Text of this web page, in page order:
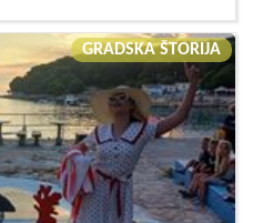
GRADSKA ŠTORIJA